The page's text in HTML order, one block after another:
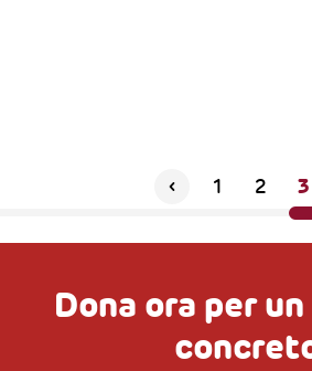
1 2 3
Dona ora per